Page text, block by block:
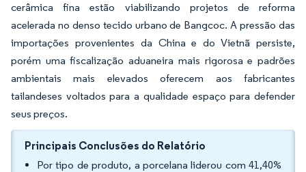
cerâmica fina estão viabilizando projetos de reforma
acelerada no denso tecido urbano de Bangcoc. A pressão das
importações provenientes da China e do Vietnã persiste,
porém uma fiscalização aduaneira mais rigorosa e padrões
ambientais mais elevados oferecem aos fabricantes
tailandeses voltados para a qualidade espaço para defender
seus preços.
Principais Conclusões do Relatório
Por tipo de produto, a porcelana liderou com 41,40%